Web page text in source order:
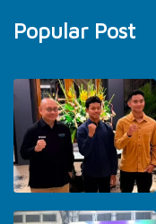
Popular Post